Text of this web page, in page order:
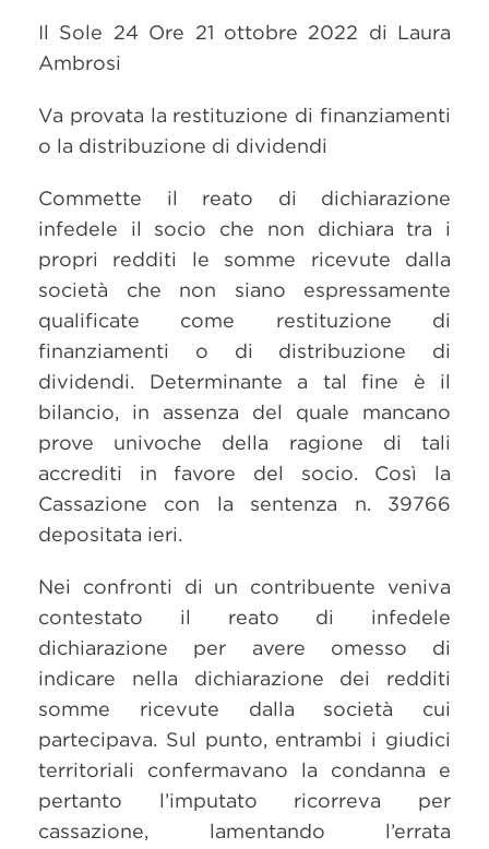
Il Sole 24 Ore 21 ottobre 2022 di Laura
Ambrosi
Va provata la restituzione di finanziamenti
o la distribuzione di dividendi
Commette il reato di dichiarazione
infedele il socio che non dichiara tra i
propri redditi le somme ricevute dalla
società che non siano espressamente
qualificate come restituzione di
finanziamenti o di distribuzione di
dividendi. Determinante a tal fine è il
bilancio, in assenza del quale mancano
prove univoche della ragione di tali
accrediti in favore del socio. Così la
Cassazione con la sentenza n. 39766
depositata ieri.
Nei confronti di un contribuente veniva
contestato il reato di infedele
dichiarazione per avere omesso di
indicare nella dichiarazione dei redditi
somme ricevute dalla società cui
partecipava. Sul punto, entrambi i giudici
territoriali confermavano la condanna e
pertanto l’imputato ricorreva per
cassazione, lamentando l’errata